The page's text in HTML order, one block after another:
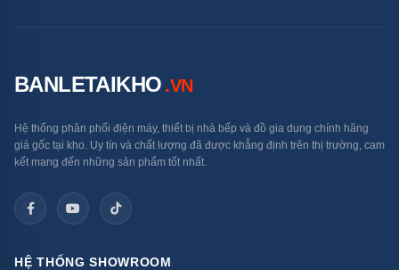
ngày — máy tự điều chỉnh để không vượt mức
3 — Dual Vane: Cánh Vẫy Kép Phân
Phối Gió Đều
Dual Vane (cánh vẫy kép) trên IDC09M1 tạo 2 luồng gió
song song thay vì 1 luồng:
Gió phân tán rộng hơn, bao phủ diện tích phòng đều
BANLETAIKHO .VN
Hệ thống phân phối điện máy, thiết bị nhà bếp và đồ gia dụng chính hãng
giá gốc tại kho. Uy tín và chất lượng đã được khẳng định trên thị trường, cam
kết mang đến những sản phẩm tốt nhất.
HỆ THỐNG SHOWROOM